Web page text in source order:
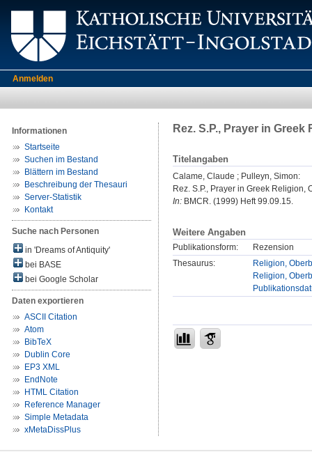
Anmelden
Informationen
Startseite
Suchen im Bestand
Blättern im Bestand
Beschreibung der Thesauri
Server-Statistik
Kontakt
Suche nach Personen
in 'Dreams of Antiquity'
bei BASE
bei Google Scholar
Daten exportieren
ASCII Citation
Atom
BibTeX
Dublin Core
EP3 XML
EndNote
HTML Citation
Reference Manager
Simple Metadata
xMetaDissPlus
Rez. S.P., Prayer in
Titelangaben
Calame, Claude ; Pulleyn, Simon:
Rez. S.P., Prayer in Greek Religion,
In: BMCR. (1999) Heft 99.09.15.
Weitere Angaben
Publikationsform:
Rezension
Thesaurus:
Religion,
Religion,